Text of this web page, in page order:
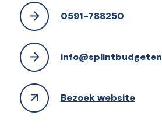
0591-788250
Bezoek website